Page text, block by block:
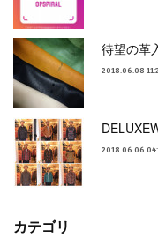
待望の革
2018.06.08
2018.06.06
カテゴリ